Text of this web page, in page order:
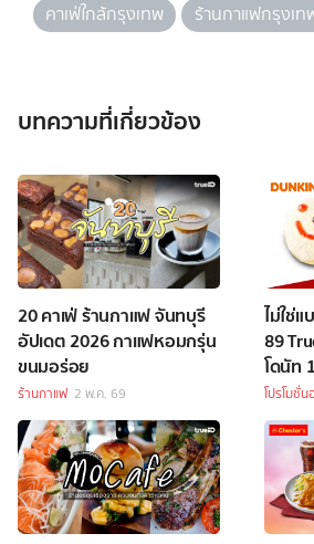
คาเฟ่ใกล้กรุงเทพ
ร้านกาแฟกรุงเท
บทความที่เกี่ยวข้อง
20 คาเฟ่ ร้านกาแฟ จันทบุรี
อัปเดต 2026 กาแฟหอมกรุ่น
ขนมอร่อย
ร้านกาแฟ 2 พ.ค. 69
ไม่ใช่
89
โดนัท
โปรโมชั่